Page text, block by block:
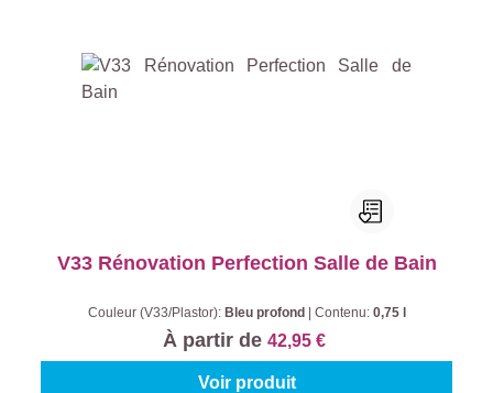
V33 Rénovation Perfection Salle de Bain
Couleur (V33/Plastor): Bleu profond Contenu: 0,75 l
À partir de 42,95 €
Voir produit